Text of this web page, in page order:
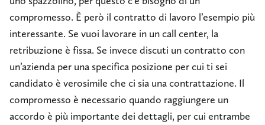
compromesso. È però il contratto di lavoro l’esempio più
interessante. Se vuoi lavorare in un call center, la
retribuzione è fissa. Se invece discuti un contratto con
un’azienda per una specifica posizione per cui ti sei
candidato è verosimile che ci sia una contrattazione. Il
compromesso è necessario quando raggiungere un
accordo è più importante dei dettagli, per cui entrambe